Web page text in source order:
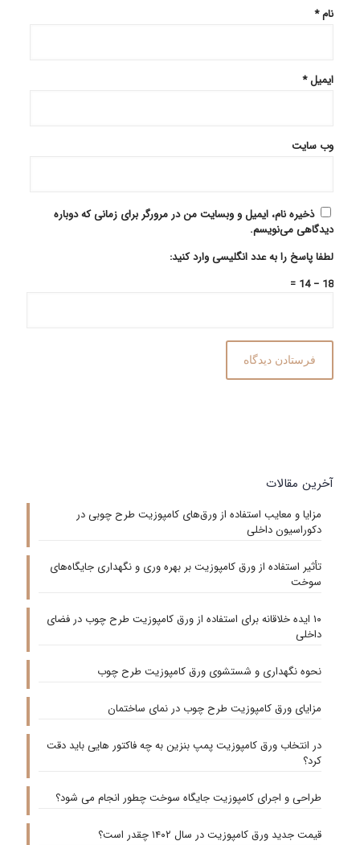
نام*
ایمیل*
وب‌ سایت
ذخیره نام، ایمیل و وبسایت من در مرورگر برای زمانی که دوباره
دیدگاهی می‌نویسم.
لطفا پاسخ را به عدد انگلیسی وارد کنید:
18 − 14 =
آخرین مقالات
مزایا و معایب استفاده از ورق‌های کامپوزیت طرح چوبی در
دکوراسیون داخلی
تأثیر استفاده از ورق کامپوزیت بر بهره‌ وری و نگهداری جایگاه‌های
سوخت
۱۰ ایده خلاقانه برای استفاده از ورق کامپوزیت طرح چوب در فضای
داخلی
نحوه نگهداری و شستشوی ورق کامپوزیت طرح چوب
مزایای ورق کامپوزیت طرح چوب در نمای ساختمان
در انتخاب ورق کامپوزیت پمپ بنزین به چه فاکتور هایی باید دقت
کرد؟
طراحی و اجرای کامپوزیت جایگاه سوخت چطور انجام می شود؟
قیمت جدید ورق کامپوزیت در سال ۱۴۰۲ چقدر است؟